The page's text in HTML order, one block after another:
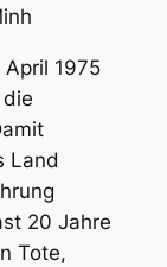
1975
Land
20 Jahre
Tote,